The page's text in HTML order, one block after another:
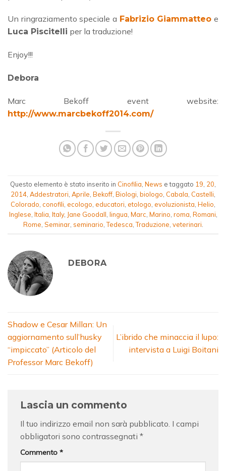
Un ringraziamento speciale a Fabrizio Giammatteo e
Luca Piscitelli per la traduzione!
Enjoy!!!
Debora
Marc Bekoff event website:
http://www.marcbekoff2014.com/
Questo elemento è stato inserito in Cinofilia, News e taggato 19, 20,
2014, Addestratori, Aprile, Bekoff, Biologi, biologo, Cabala, Castelli,
Colorado, conofili, ecologo, educatori, etologo, evoluzionista, Helio,
Inglese, Italia, Italy, Jane Goodall, lingua, Marc, Marino, roma, Romani,
Rome, Seminar, seminario,Tedesca,Traduzione, veterinari.
DEBORA
Shadow e Cesar Millan: Un
aggiornamento sull’husky
“impiccato” (Articolo del
Professor Marc Bekoff)
L’ibrido che minaccia il lupo:
intervista a Luigi Boitani
Lascia un commento
Il tuo indirizzo email non sarà pubblicato. I campi
obbligatori sono contrassegnati *
Commento *